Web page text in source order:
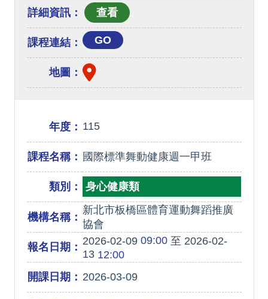
詳細資訊：
課程連結： GO
地圖：
年度： 115
課程名稱： 國際標準舞動健康週一甲班
類別： 身心健康類
機構名稱：
新北市板橋區體育運動舞蹈推廣
協會
報名日期： 2026-02-0909:00至 2026-02-
1312:00
開課日期： 2026-03-09